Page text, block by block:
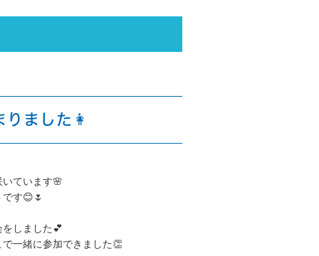
ました👩
ています🌸
す😊🌷
しました💕
一緒に参加できました👏